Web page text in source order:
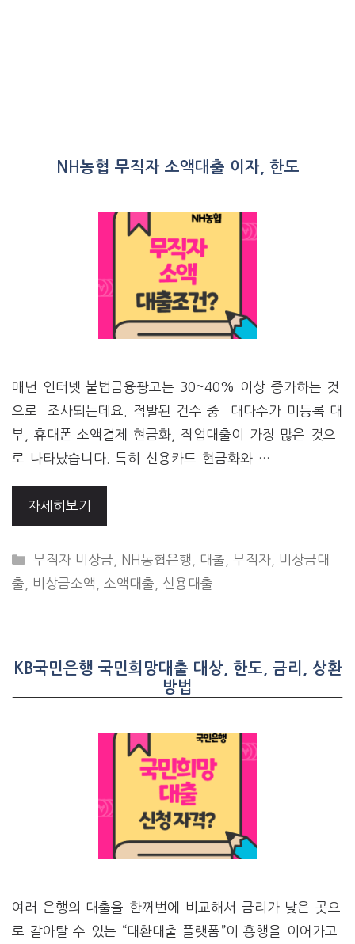
NH농협 무직자 소액대출 이자, 한도
매년 인터넷 불법금융광고는 30~40% 이상 증가하는 것
으로 조사되는데요. 적발된 건수 중 대다수가 미등록 대
부, 휴대폰 소액결제 현금화, 작업대출이 가장 많은 것으
로 나타났습니다. 특히 신용카드 현금화와 …
자세히보기
CATEGORIES
무직자 비상금 NH농협은행 대출 ,무직자
비상금대
출
비상금소액 소액대출 신용대출
KB국민은행 국민희망대출 대상, 한도, 금리, 상환
방법
여러 은행의 대출을 한꺼번에 비교해서 금리가 낮은 곳으
로 갈아탈 수 있는 “대환대출 플랫폼”이 흥행을 이어가고